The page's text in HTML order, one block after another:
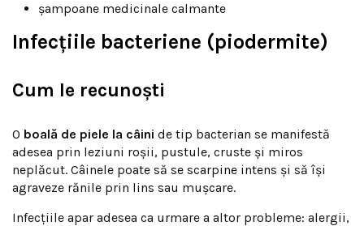
șampoane medicinale calmante
Infecțiile bacteriene (piodermite)
Cum le recunoști
O boală de piele la câini de tip bacterian se manifestă
adesea prin leziuni roșii, pustule, cruste și miros
neplăcut. Câinele poate să se scarpine intens și să își
agraveze rănile prin lins sau mușcare.
Infecțiile apar adesea ca urmare a altor probleme: alergii,